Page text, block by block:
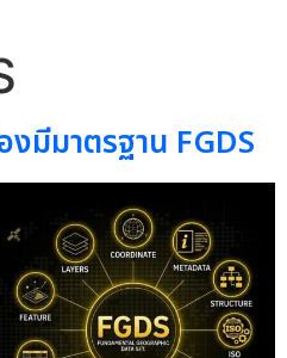
มีมาตรฐาน FGDS